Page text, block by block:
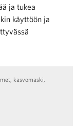
ja tukea
käyttöön ja
, kasvomaski,